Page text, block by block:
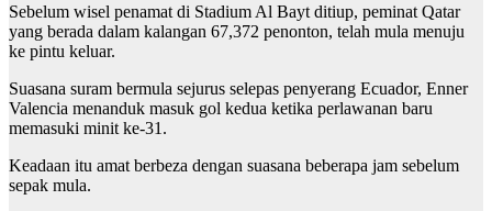
Sebelum wisel penamat di Stadium Al Bayt ditiup, peminat Qatar
yang berada dalam kalangan 67,372 penonton, telah mula menuju
ke pintu keluar.
Suasana suram bermula sejurus selepas penyerang Ecuador, Enner
Valencia menanduk masuk gol kedua ketika perlawanan baru
memasuki minit ke-31.
Keadaan itu amat berbeza dengan suasana beberapa jam sebelum
sepak mula.